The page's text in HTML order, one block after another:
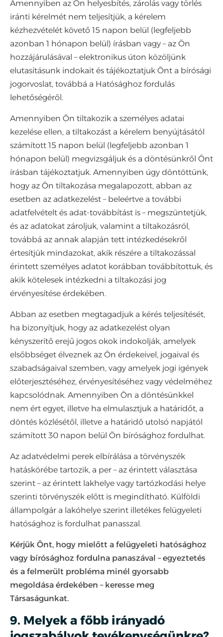
Amennyiben az Ön helyesbítés, zárolás vagy törlés
iránti kérelmét nem teljesítjük, a kérelem
kézhezvételét követő 15 napon belül (legfeljebb
azonban 1 hónapon belül) írásban vagy – az Ön
hozzájárulásával – elektronikus úton közöljünk
elutasításunk indokait és tájékoztatjuk Önt a bírósági
jogorvoslat, továbbá a Hatósághoz fordulás
lehetőségéről.
Amennyiben Ön tiltakozik a személyes adatai
kezelése ellen, a tiltakozást a kérelem benyújtásától
számított 15 napon belül (legfeljebb azonban 1
hónapon belül) megvizsgáljuk és a döntésünkről Önt
írásban tájékoztatjuk. Amennyiben úgy döntöttünk,
hogy az Ön tiltakozása megalapozott, abban az
esetben az adatkezelést – beleértve a további
adatfelvételt és adat-továbbítást is – megszüntetjük,
és az adatokat zároljuk, valamint a tiltakozásról,
továbbá az annak alapján tett intézkedésekről
értesítjük mindazokat, akik részére a tiltakozással
érintett személyes adatot korábban továbbítottuk, és
akik kötelesek intézkedni a tiltakozási jog
érvényesítése érdekében.
Abban az esetben megtagadjuk a kérés teljesítését,
ha bizonyítjuk, hogy az adatkezelést olyan
kényszerítő erejű jogos okok indokolják, amelyek
elsőbbséget élveznek az Ön érdekeivel, jogaival és
szabadságaival szemben, vagy amelyek jogi igények
előterjesztéséhez, érvényesítéséhez vagy védelméhez
kapcsolódnak. Amennyiben Ön a döntésünkkel
nem ért egyet, illetve ha elmulasztjuk a határidőt, a
döntés közlésétől, illetve a határidő utolsó napjától
számított 30 napon belül Ön bírósághoz fordulhat.
Az adatvédelmi perek elbírálása a törvényszék
hatáskörébe tartozik, a per – az érintett választása
szerint – az érintett lakhelye vagy tartózkodási helye
szerinti törvényszék előtt is megindítható. Külföldi
állampolgár a lakóhelye szerint illetékes felügyeleti
hatósághoz is fordulhat panasszal.
Kérjük Önt, hogy mielőtt a felügyeleti hatósághoz
vagy bírósághoz fordulna panaszával – egyeztetés
és a felmerült probléma minél gyorsabb
megoldása érdekében – keresse meg
Társaságunkat.
9. Melyek a főbb irányadó